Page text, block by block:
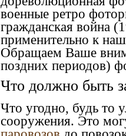
военные ретро
гражданская война
применительно к
Обращаем Ваше
поздних периодов)
Что должно быть
Что угодно, будь то
сооружения. Это